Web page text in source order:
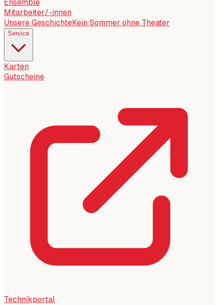
Ensemble
Mitarbeiter/-innen
Unsere GeschichteKein Sommer ohne Theater
Service
Karten
Gutscheine
Technikportal